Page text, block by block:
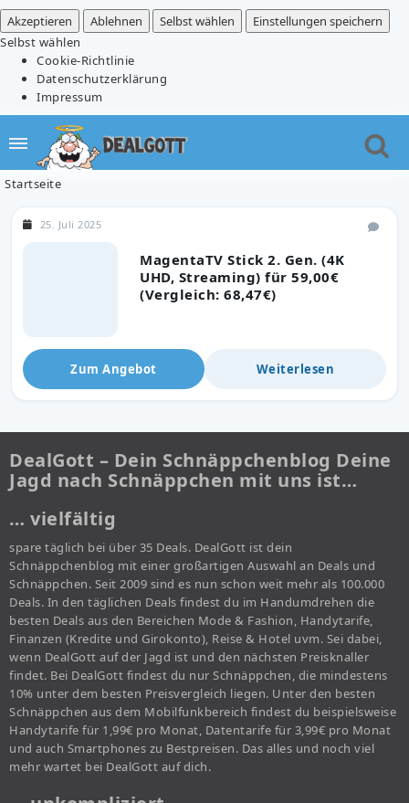
Akzeptieren
Ablehnen Selbst wählen
Einstellungen speichern
Selbst wählen
Cookie-Richtlinie
Datenschutzerklärung
Impressum
Startseite
MagentaTV Stick 2. Gen. (4K
UHD, Streaming) für 59,00€
(Vergleich: 68,47€)
25. Juli 2025
Zum Angebot Weiterlesen
DealGott – Dein Schnäppchenblog Deine
Jagd nach Schnäppchen mit uns ist…
… vielfältig
spare täglich bei über 35 Deals. DealGott ist dein
Schnäppchenblog mit einer großartigen Auswahl an Deals und
Schnäppchen. Seit 2009 sind es nun schon weit mehr als 100.000
Deals. In den täglichen Deals findest du im Handumdrehen die
besten Deals aus den Bereichen Mode & Fashion, Handytarife,
Finanzen (Kredite und Girokonto), Reise & Hotel uvm. Sei dabei,
wenn DealGott auf der Jagd ist und den nächsten Preisknaller
findet. Bei DealGott findest du nur Schnäppchen, die mindestens
10% unter dem besten Preisvergleich liegen. Unter den besten
Schnäppchen aus dem Mobilfunkbereich findest du beispielsweise
Handytarife für 1,99€ pro Monat, Datentarife für 3,99€ pro Monat
und auch Smartphones zu Bestpreisen. Das alles und noch viel
mehr wartet bei DealGott auf dich.